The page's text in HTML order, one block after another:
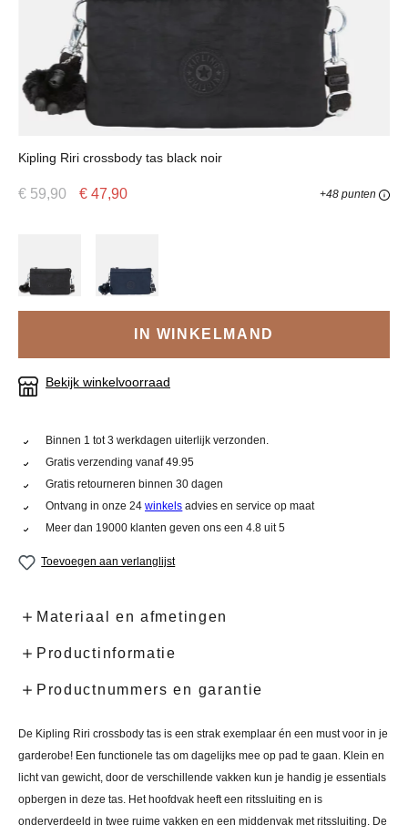
Kipling Riri crossbody tas black noir
€ 59,90 € 47,90 +48 punten
IN WINKELMAND
Bekijk winkelvoorraad
Binnen 1 tot 3 werkdagen uiterlijk verzonden.
Gratis verzending vanaf 49.95
Gratis retourneren binnen 30 dagen
Ontvang in onze 24winkels advies en service op maat
Meer dan 19000 klanten geven ons een 4.8 uit 5
Toevoegen aan verlanglijst
Materiaal en afmetingen
Productinformatie
Productnummers en garantie
De Kipling Riri crossbody tas is een strak exemplaar én een must voor in je
garderobe! Een functionele tas om dagelijks mee op pad te gaan. Klein en
licht van gewicht, door de verschillende vakken kun je handig je essentials
opbergen in deze tas. Het hoofdvak heeft een ritssluiting en is
onderverdeeld in twee ruime vakken en een middenvak met ritssluiting. De